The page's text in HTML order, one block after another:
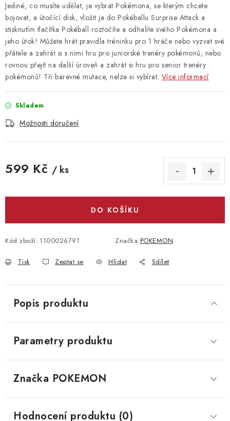
Jediné, co musíte udělat, je vybrat Pokémona, se kterým chcete
bojovat, a útočící disk, vložit je do Pokéballu Surprise Attack a
stisknutím tlačítka Pokéball roztočíte a odhalíte svého Pokémona a
jeho útok! Můžete hrát pravidla tréninku pro 1 hráče nebo vyzvat své
přátele a zahrát si s nimi hru pro juniorské trenéry pokémonů, nebo
rovnou přejít na další úroveň a zahrát si hru pro senior trenéry
pokémonů! Tři barevné mutace, nelze si vybírat. Více informací
Skladem
Možnosti doručení
599 Kč / ks
DO KOŠÍKU
Kód zboží: 1100026791 Značka:POKEMON
Tisk Zeptat se Hlídat Sdílet
Popis produktu
Parametry produktu
Značka POKEMON
Hodnocení produktu (0)